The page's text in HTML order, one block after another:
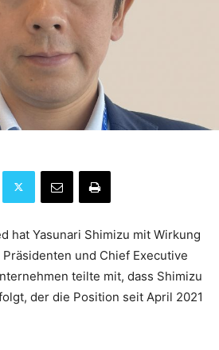
hat Yasunari Shimizu mit Wirkung
und Chief Executive
teilte mit, dass Shimizu
der die Position seit April 2021